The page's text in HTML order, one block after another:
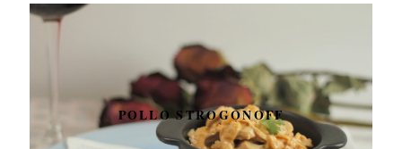
POLLO STROGONOFF